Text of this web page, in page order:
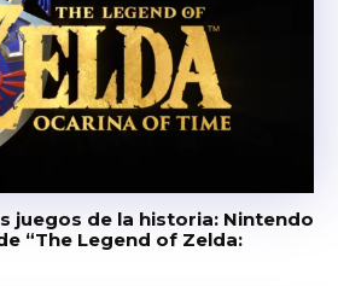
juegos de la historia: Nintendo
“The Legend of Zelda: